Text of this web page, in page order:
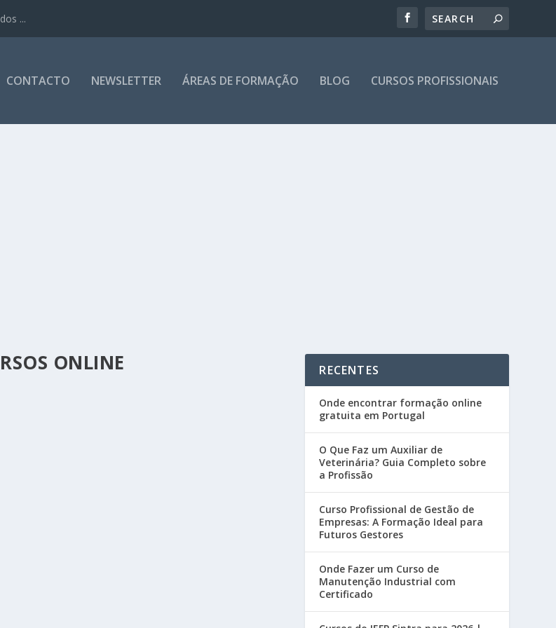
...
CONTACTO NEWSLETTER ÁREAS DE FORMAÇÃO BLOG CURSOS PROFISSIONAIS
ONLINE RECENTES
Onde encontrar formação online
gratuita em Portugal
O Que Faz um Auxiliar de
Veterinária? Guia Completo sobre
a Profissão
Curso Profissional de Gestão de
Empresas: A Formação Ideal para
Futuros Gestores
Onde Fazer um Curso de
Manutenção Industrial com
Certificado